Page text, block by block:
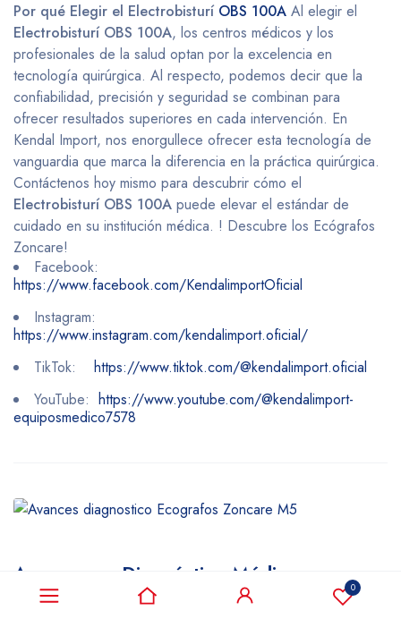
0
Por qué Elegir el Electrobisturí OBS 100A Al elegir el
Electrobisturí OBS 100A, los centros médicos y los
profesionales de la salud optan por la excelencia en
tecnología quirúrgica. Al respecto, podemos decir que la
confiabilidad, precisión y seguridad se combinan para
ofrecer resultados superiores en cada intervención. En
Kendal Import, nos enorgullece ofrecer esta tecnología de
vanguardia que marca la diferencia en la práctica quirúrgica.
Contáctenos hoy mismo para descubrir cómo el
Electrobisturí OBS 100A puede elevar el estándar de
cuidado en su institución médica. ! Descubre los Ecógrafos
Zoncare!
Facebook:
https://www.facebook.com/KendalimportOficial
Instagram:
https://www.instagram.com/kendalimport.oficial/
TikTok: https://www.tiktok.com/@kendalimport.oficial
YouTube: https://www.youtube.com/@kendalimport-
equiposmedico7578
Avances en Diagnóstico Médico:
Descubriendo los Ecógrafos Zoncare